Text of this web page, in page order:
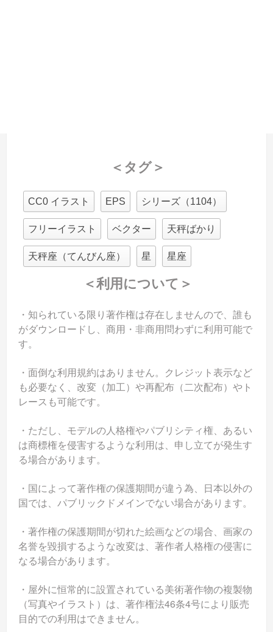
＜タグ＞
CC0 イラスト EPS シリーズ（1104）
フリーイラスト ベクター 天秤ばかり
天秤座（てんびん座） 星 星座
＜利用について＞
・知られている限り著作権は存在しませんので、誰も
がダウンロードし、商用・非商用問わずに利用可能で
す。
・面倒な利用規約はありません。クレジット表示など
も必要なく、改変（加工）や再配布（二次配布）やト
レースも可能です。
・ただし、モデルの人格権やパブリシティ権、あるい
は商標権を侵害するような利用は、申し立てが発生す
る場合があります。
・国によって著作権の保護期間が違う為、日本以外の
国では、パブリックドメインでない場合があります。
・著作権の保護期間が切れた絵画などの場合、画家の
名誉を毀損するような改変は、著作者人格権の侵害に
なる場合があります。
・屋外に恒常的に設置されている美術著作物の複製物
（写真やイラスト）は、著作権法46条4号により販売
目的での利用はできません。